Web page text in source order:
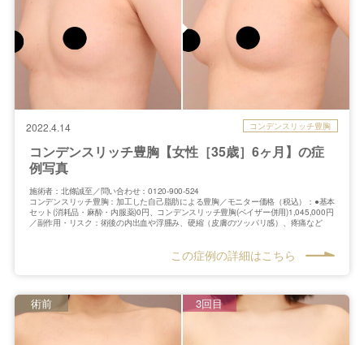
2022.4.14 コンデンスリッチ豊胸
コンデンスリッチ豊胸【女性［35歳］6ヶ月】の症
例写真
施術者：北條誠至／問い合わせ：0120-900-524
コンデンスリッチ豊胸：加工した自己脂肪による豊胸／モニター価格（税込）：●基本
セット(消耗品・麻酔・内服薬)0円、コンデンスリッチ豊胸(ベイザー併用)1,045,000円
／副作用・リスク：術後の内出血や浮腫み、硬縮（皮膚のツッパリ感）、疼痛など
この症例の詳細はこちら
術前 3回目